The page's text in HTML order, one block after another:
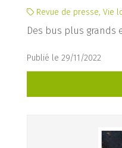
Revue de presse, Vie
Des bus plus grands
Publié le 29/11/2022